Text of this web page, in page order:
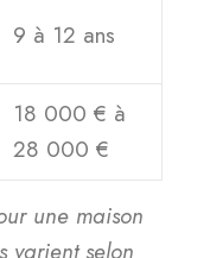
9 à 12 ans
18 000 € à
28 000 €
une maison
varient selon